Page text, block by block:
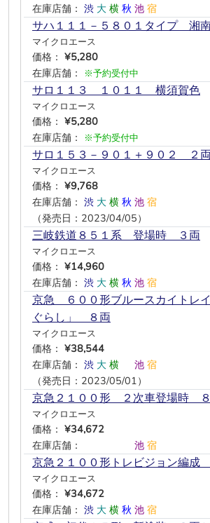
在庫店舗： 渋 大 横 秋 池 宿
サハ１１１－５８０１タイプ 湘
マイクロエース
価格： ¥5,280
在庫店舗：
※予約受付中
サロ１１３ １０１１ 横須賀色
マイクロエース
価格： ¥5,280
在庫店舗：
※予約受付中
サロ１５３－９０１＋９０２ ２両
マイクロエース
価格： ¥9,768
在庫店舗： 渋 大 横 秋 池 宿
（発売日：2023/04/05）
三岐鉄道８５１系 登場時 ３両
マイクロエース
価格： ¥14,960
在庫店舗： 渋 大 横 秋 池 宿
京急 ６００形ブルースカイトレ
ぐらし」 ８両
マイクロエース
価格： ¥38,544
在庫店舗： 渋 大 横 池 宿
（発売日：2023/05/01）
京急２１００形 ２次車登場時
マイクロエース
価格： ¥34,672
在庫店舗：
池 宿
京急２１００形トレビジョン編成
マイクロエース
価格： ¥34,672
在庫店舗： 渋 大 横 秋 池 宿